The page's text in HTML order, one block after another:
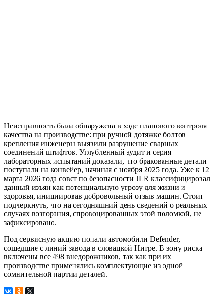
Неисправность была обнаружена в ходе планового контроля
качества на производстве: при ручной дотяжке болтов
крепления инженеры выявили разрушение сварных
соединений штифтов. Углубленный аудит и серия
лабораторных испытаний доказали, что бракованные детали
поступали на конвейер, начиная с ноября 2025 года. Уже к 12
марта 2026 года совет по безопасности JLR классифицировал
данный изъян как потенциальную угрозу для жизни и
здоровья, инициировав добровольный отзыв машин. Стоит
подчеркнуть, что на сегодняшний день сведений о реальных
случаях возгорания, спровоцированных этой поломкой, не
зафиксировано.
Под сервисную акцию попали автомобили Defender,
сошедшие с линий завода в словацкой Нитре. В зону риска
включены все 498 внедорожников, так как при их
производстве применялись комплектующие из одной
сомнительной партии деталей.